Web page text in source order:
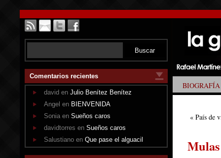
Comentarios recientes
david en Julio Benítez Benítez
Angel en BIENVENIDA
Sonia en Sueños caros
davidtorres en Sueños caros
Salustiano en Que pase el alguacil
BIOGRAFÍA
« País de